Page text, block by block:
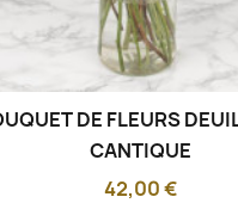
DE FLEURS
CANTIQUE
42,00 €